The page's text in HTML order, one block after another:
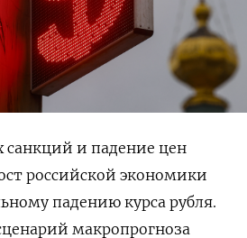
санкций и падение цен
российской экономики
падению курса рубля.
макропрогноза